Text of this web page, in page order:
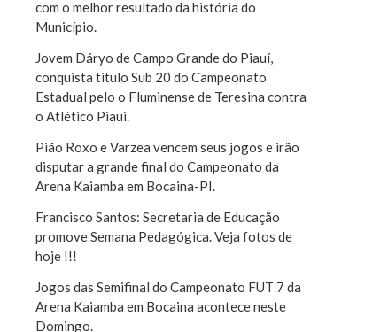
com o melhor resultado da história do
Município.
Jovem Dáryo de Campo Grande do Piauí,
conquista titulo Sub 20 do Campeonato
Estadual pelo o Fluminense de Teresina contra
o Atlético Piaui.
Pião Roxo e Varzea vencem seus jogos e irão
disputar a grande final do Campeonato da
Arena Kaiamba em Bocaina-PI.
Francisco Santos: Secretaria de Educação
promove Semana Pedagógica. Veja fotos de
hoje !!!
Jogos das Semifinal do Campeonato FUT 7 da
Arena Kaiamba em Bocaina acontece neste
Domingo.